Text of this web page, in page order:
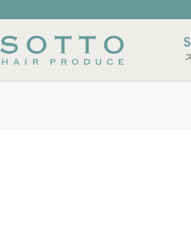
ルサンプル 店休日